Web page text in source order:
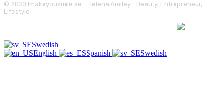
© 2020 Imakeyousmile.se - Helena Amiley - Beauty, Entrepreneur,
Lifestyle
Swedish
English
Spanish Swedish